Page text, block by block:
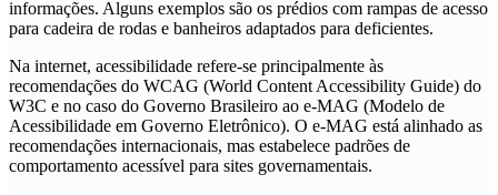
informações. Alguns exemplos são os prédios com rampas de acesso
para cadeira de rodas e banheiros adaptados para deficientes.
Na internet, acessibilidade refere-se principalmente às
recomendações do WCAG (World Content Accessibility Guide) do
W3C e no caso do Governo Brasileiro ao e-MAG (Modelo de
Acessibilidade em Governo Eletrônico). O e-MAG está alinhado as
recomendações internacionais, mas estabelece padrões de
comportamento acessível para sites governamentais.